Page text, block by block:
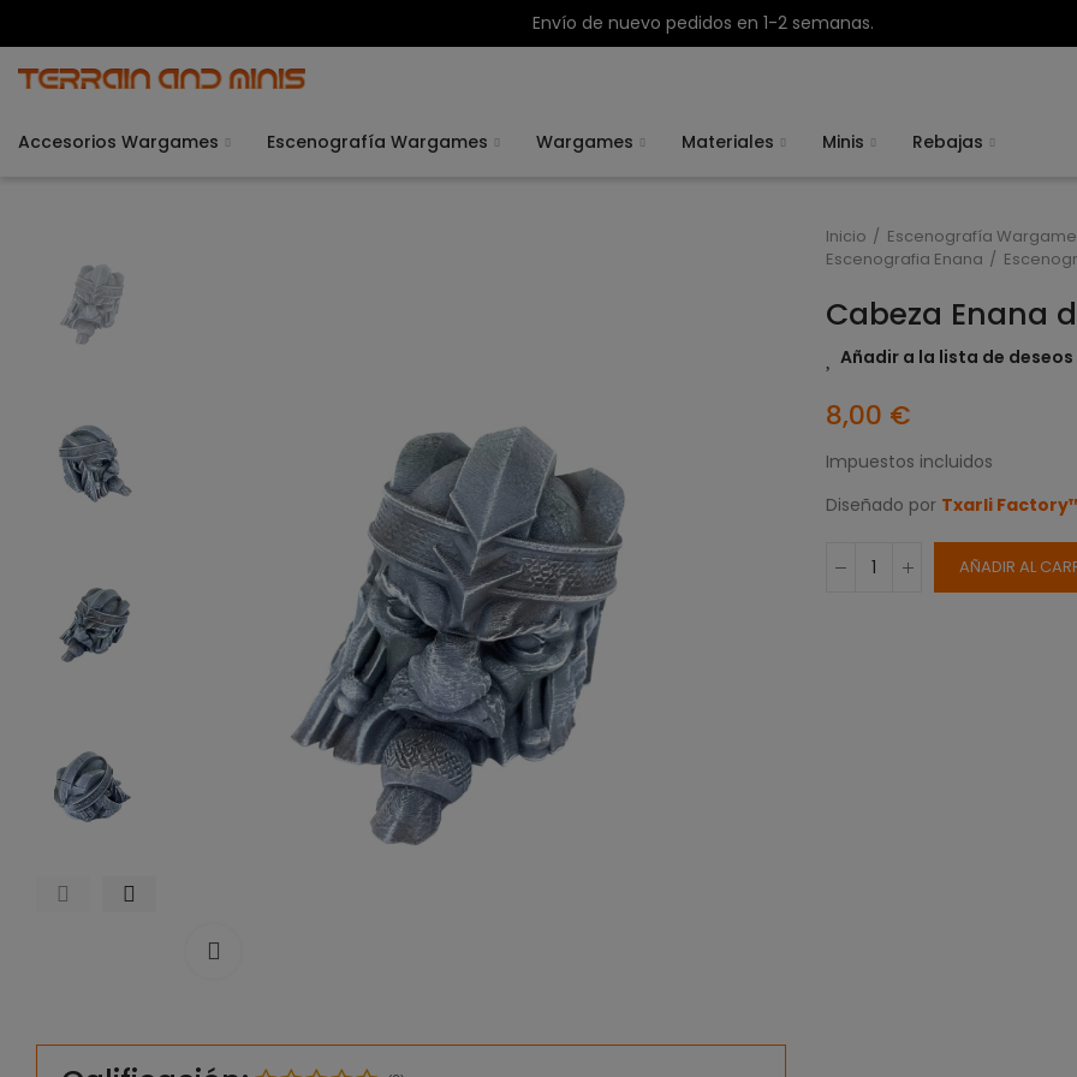
Envío de nuevo pedidos en 1-2 semanas.
Accesorios Wargames Escenografía Wargames Wargames Materiales Minis Rebajas
Inicio
Escenografía
Escenografia Enana
Cabeza Enana
Añadir a la lista de deseos
8,00 €
Impuestos incluidos
Diseñado por Txarli
AÑADIR AL